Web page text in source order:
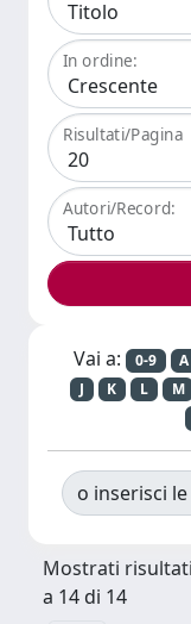
In ordine:
Risultati/Pagina
Autori/Record:
Vai a: 0-9 A
J
K L M
o inserisci
Mostrati
a 14 di 14